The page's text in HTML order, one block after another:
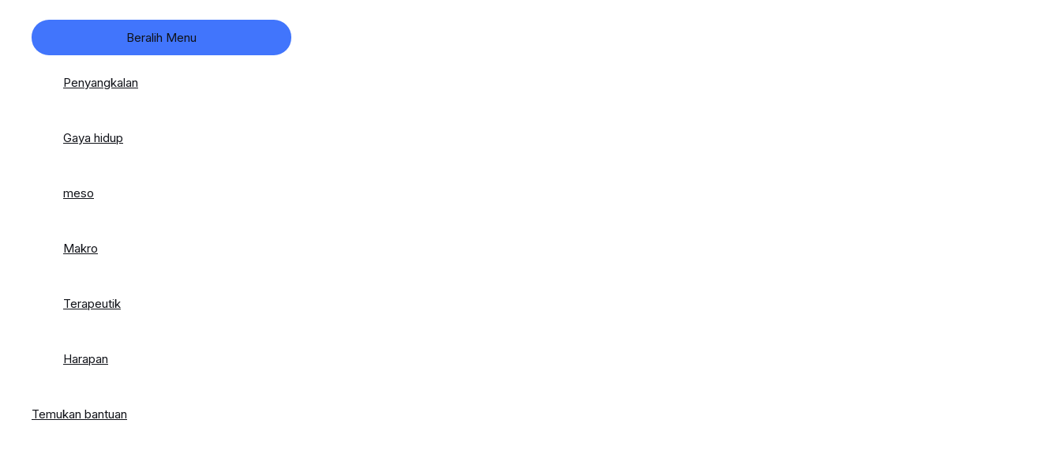
Beralih Menu
Penyangkalan
Gaya hidup
meso
Makro
Terapeutik
Harapan
Temukan bantuan